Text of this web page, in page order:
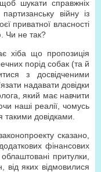
шукати справжніх
війну із
приватної власності
Чи не так?
хіба що пропозиція
порід собак (та й
з досвідченими
надавати довідки
який має навчити
наші реалії, чомусь
такими довідками.
сказано,
фінансових
притулки,
від яких відмовилися